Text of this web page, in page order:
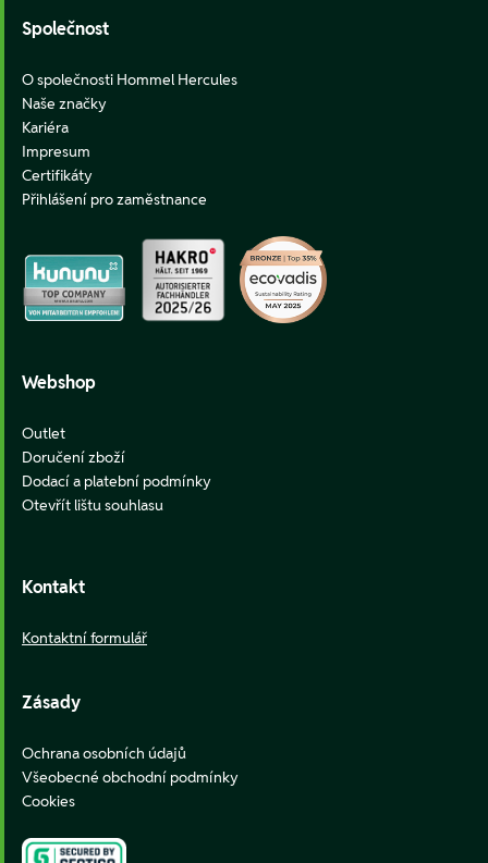
Společnost
O společnosti Hommel Hercules
Naše značky
Kariéra
Impresum
Certifikáty
Přihlášení pro zaměstnance
Webshop
Outlet
Doručení zboží
Dodací a platební podmínky
Otevřít lištu souhlasu
Kontakt
Kontaktní formulář
Zásady
Ochrana osobních údajů
Všeobecné obchodní podmínky
Cookies